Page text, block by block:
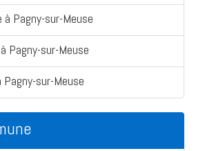
Pagny-sur-Meuse
Pagny-sur-Meuse
sur-Meuse